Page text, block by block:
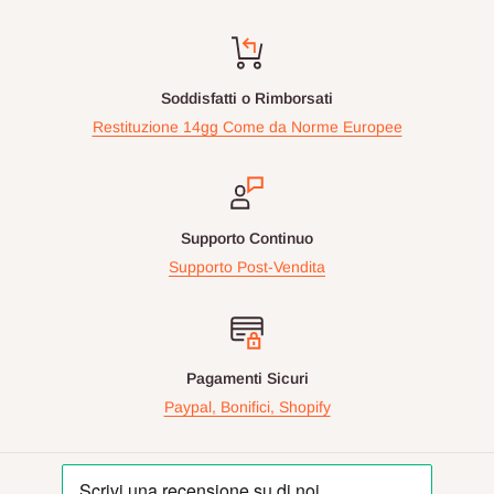
Soddisfatti o Rimborsati
Restituzione 14gg Come da Norme Europee
Supporto Continuo
Supporto Post-Vendita
Pagamenti Sicuri
Paypal, Bonifici, Shopify